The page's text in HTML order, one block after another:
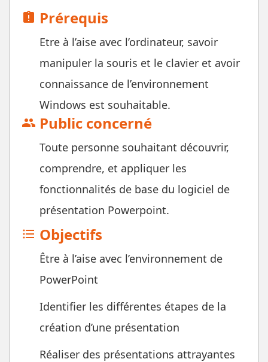
assignment_late Prérequis
Etre à l’aise avec l’ordinateur, savoir
manipuler la souris et le clavier et avoir
connaissance de l’environnement
Windows est souhaitable.
group Public concerné
Toute personne souhaitant découvrir,
comprendre, et appliquer les
fonctionnalités de base du logiciel de
présentation Powerpoint.
format_list_bulleted Objectifs
Être à l’aise avec l’environnement de
PowerPoint
Identifier les différentes étapes de la
création d’une présentation
Réaliser des présentations attrayantes